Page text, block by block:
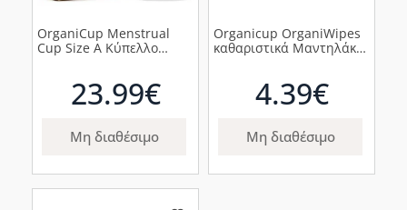
OrganiCup Menstrual
Cup Size A Κύπελλο
23.99€
Μη διαθέσιμο
Organicup OrganiWipes
καθαριστικά Μαντηλάκια
4.39€
Μη διαθέσιμο